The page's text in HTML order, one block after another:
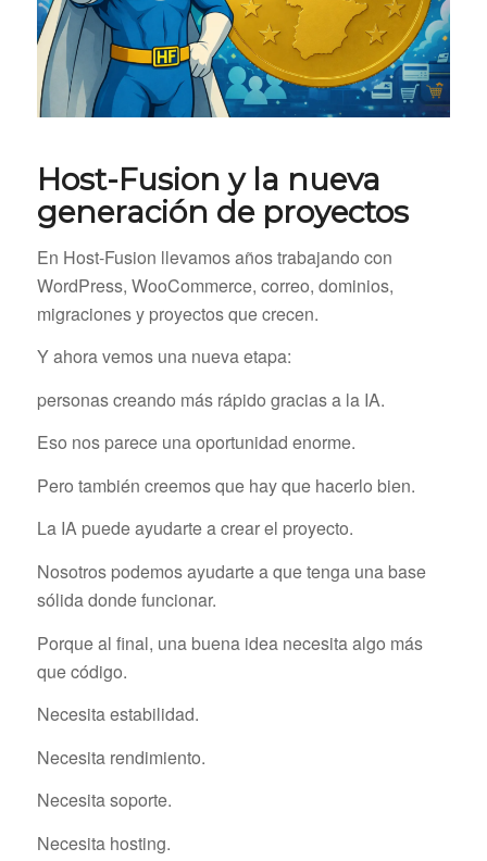
Host-Fusion y la nueva
generación de proyectos
En Host-Fusion llevamos años trabajando con
WordPress, WooCommerce, correo, dominios,
migraciones y proyectos que crecen.
Y ahora vemos una nueva etapa:
personas creando más rápido gracias a la IA.
Eso nos parece una oportunidad enorme.
Pero también creemos que hay que hacerlo bien.
La IA puede ayudarte a crear el proyecto.
Nosotros podemos ayudarte a que tenga una base
sólida donde funcionar.
Porque al final, una buena idea necesita algo más
que código.
Necesita estabilidad.
Necesita rendimiento.
Necesita soporte.
Necesita hosting.